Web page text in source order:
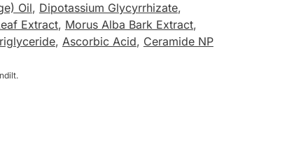
Oil, Dipotassium Glycyrrhizate,
Extract, Morus Alba Bark Extract,
, Ascorbic Acid, Ceramide NP